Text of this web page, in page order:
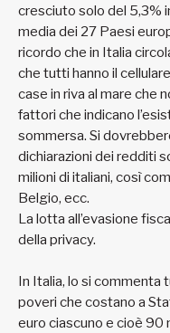
cresciuto solo del 5,3%
media dei 27 Paesi
ricordo che in Italia
che tutti hanno il
case in riva al mare che
fattori che indicano
sommersa. Si
dichiarazioni dei redditi
milioni di italiani, così
Belgio, ecc.
La lotta all’evasione
della privacy.
In Italia, lo si commenta
poveri che costano a
euro ciascuno e cioè 90